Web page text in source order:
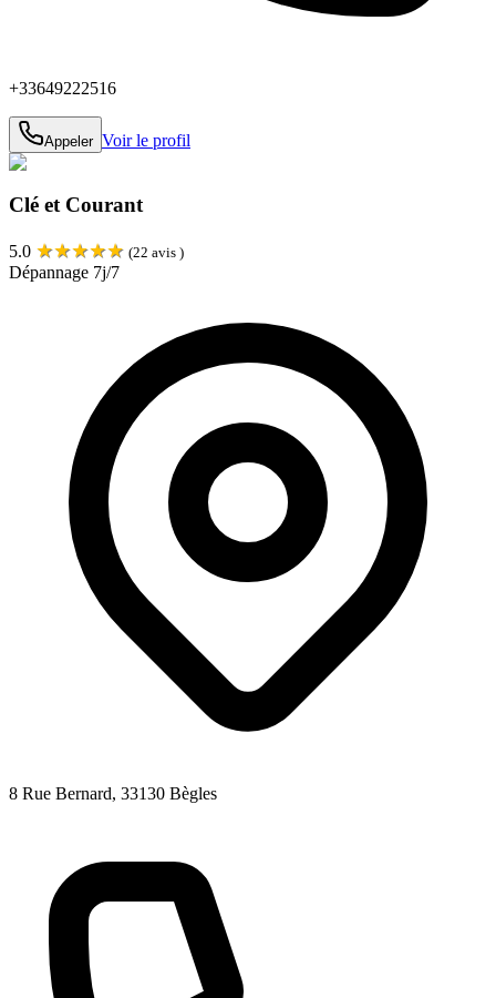
+33649222516
Appeler Voir le profil
Clé et Courant
5.0 ★★★★★ (22 avis )
Dépannage 7j/7
8 Rue Bernard, 33130 Bègles